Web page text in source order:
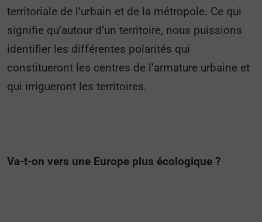
territoriale de l’urbain et de la métropole. Ce qui
signifie qu’autour d’un territoire, nous puissions
identifier les différentes polarités qui
constitueront les centres de l’armature urbaine et
qui irrigueront les territoires.
Va-t-on vers une Europe plus écologique ?